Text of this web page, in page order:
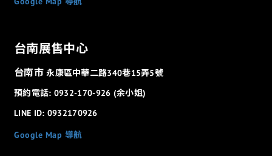
台南展售中心
台南市永康區中華二路340巷15弄5號
預約電話: 0932-170-926 (余小姐)
LINE ID: 0932170926
Google Map 導航